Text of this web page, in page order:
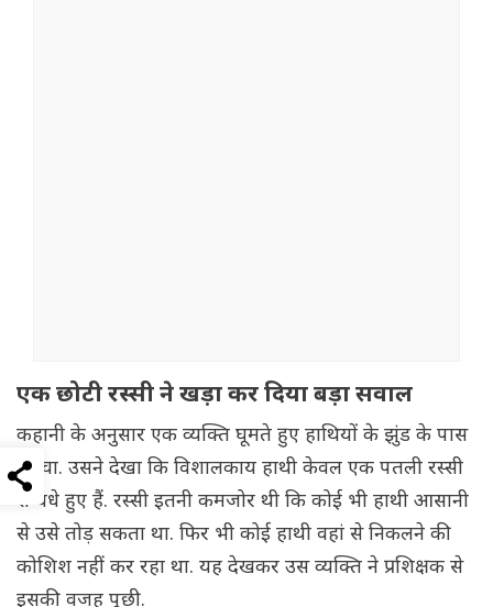
एक छोटी रस्सी ने खड़ा कर दिया बड़ा सवाल
कहानी के अनुसार एक व्यक्ति घूमते हुए हाथियों के झुंड के पास
पहुंचा. उसने देखा कि विशालकाय हाथी केवल एक पतली रस्सी
से बंधे हुए हैं. रस्सी इतनी कमजोर थी कि कोई भी हाथी आसानी
से उसे तोड़ सकता था. फिर भी कोई हाथी वहां से निकलने की
कोशिश नहीं कर रहा था. यह देखकर उस व्यक्ति ने प्रशिक्षक से
इसकी वजह पूछी.